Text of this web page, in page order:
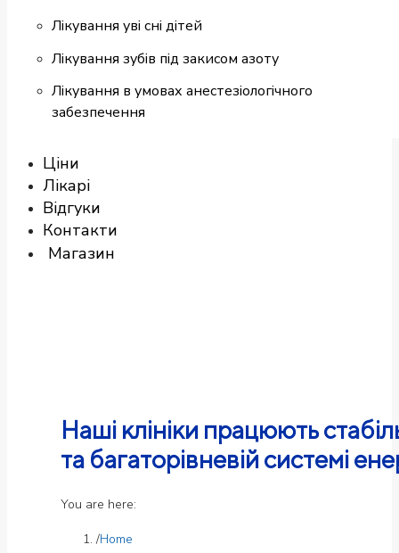
Лікування уві сні дітей
Лікування зубів під закисом азоту
Лікування в умовах анестезіологічного
забезпечення
Ціни
Лікарі
Відгуки
Контакти
Магазин
Наші клініки працюють
та багаторівневій системі
You are here:
Home